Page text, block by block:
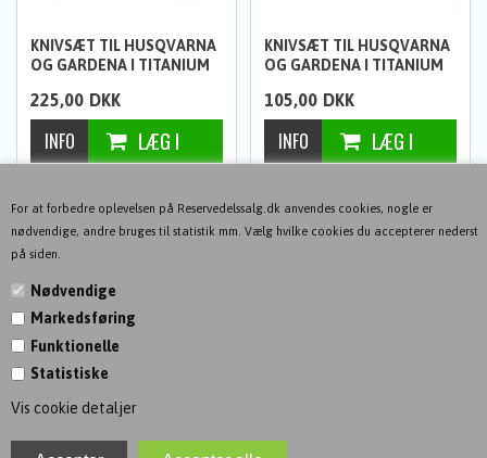
For at forbedre oplevelsen på Reservedelssalg.dk anvendes cookies, nogle er
nødvendige, andre bruges til statistik mm. Vælg hvilke cookies du accepterer nederst
på siden.
Nødvendige
Markedsføring
Funktionelle
Statistiske
Vis cookie detaljer
KNIVSÆT TIL HUSQVARNA
OG GARDENA I TITANIUM
225,00 DKK
KNIVSÆT TIL HUSQVARNA
OG GARDENA I TITANIUM
105,00 DKK
KONTAKT
INFORMATION
NYHEDSBREV